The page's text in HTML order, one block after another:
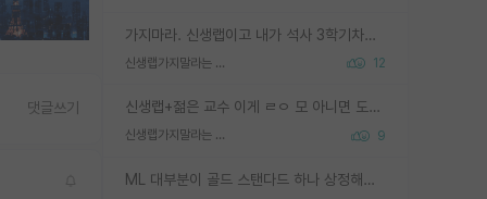
가지마라. 신생랩이고 내가 석사 3학기차인데 최고참인데 나도 아무것도 모르는데 교수가 후배들 왜 논문 교육 안시키냐. 논문 왜 안 써오냐 닦달한다
신생랩가지말라는 이유가 있었구나 12
신생랩+젊은 교수 이게 ㄹㅇ 모 아니면 도인듯.
신생랩가지말라는 이유가 있었구나 9
ML 대부분이 골드 스탠다드 하나 상정해놓고 (벤치마크 데이터셋이 여러 개면 여러 개 상정) 그거 얼마나 잘 맞추나 싸움임 가끔 번뜩이는 설계 철학을 보여주는 논문들도 있지만 대부분 그거 성적 얼마나 더 올리느라에 혈안이 되어 있는 측면이 잇음
댓글쓰기